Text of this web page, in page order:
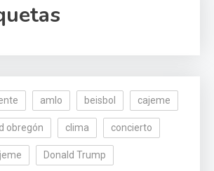
amlo beisbol cajeme
obregón clima concierto
Donald Trump